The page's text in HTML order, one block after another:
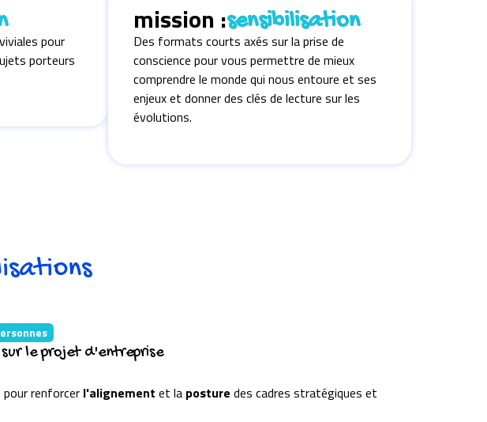
pour
porteurs
mission :sensibilisation
Des formats courts axés sur la prise de
conscience pour vous permettre de mieux
comprendre le monde qui nous entoure et ses
enjeux et donner des clés de lecture sur les
évolutions.
le projet d'entreprise
pour renforcer l'alignement et la posture des cadres stratégiques et